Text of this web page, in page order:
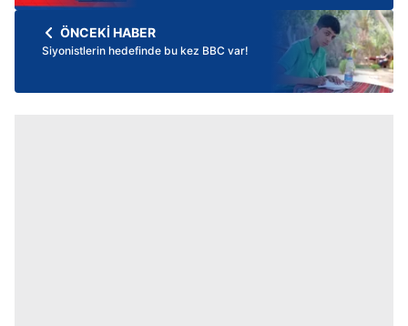
ÖNCEKİ HABER
Siyonistlerin hedefinde bu kez BBC var!